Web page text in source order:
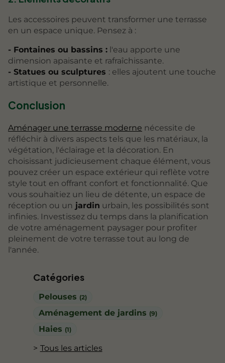
Catégories
Pelouses (2)
Aménagement de jardins (9)
Haies (1)
Tous les articles
Les accessoires peuvent transformer une terrasse
en un espace unique. Pensez à :
- Fontaines ou bassins : l'eau apporte une
dimension apaisante et rafraîchissante.
- Statues ou sculptures : elles ajoutent une touche
artistique et personnelle.
Conclusion
Aménager une terrasse moderne nécessite de
réfléchir à divers aspects tels que les matériaux, la
végétation, l'éclairage et la décoration. En
choisissant judicieusement chaque élément, vous
pouvez créer un espace extérieur qui reflète votre
style tout en offrant confort et fonctionnalité. Que
vous souhaitiez un lieu de détente, un espace de
réception ou un jardin urbain, les possibilités sont
infinies. Investissez du temps dans la planification
de votre aménagement paysager pour profiter
pleinement de votre terrasse tout au long de
l'année.